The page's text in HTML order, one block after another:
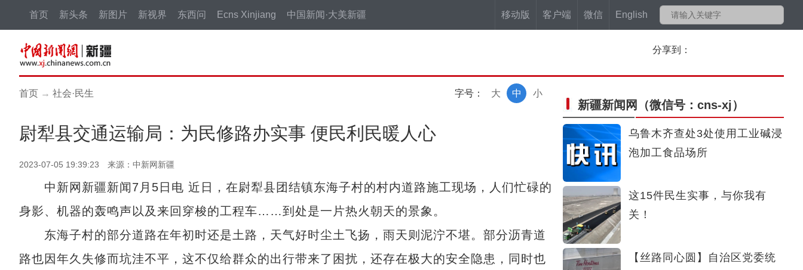
移动版 客户端 微信 English
首页 新头条 新图片 新视界 东西问 Ecns Xinjiang 中国新闻·大美新疆
分享到：
首页 → 社会·民生 字号： 小
中
大
尉犁县交通运输局：为民修路办实事 便民利民暖人心
2023-07-05 19:39:23 来源：中新网新疆
中新网新疆新闻7月5日电 近日，在尉犁县团结镇东海子村的村内道路施工现场，人们忙碌的
身影、机器的轰鸣声以及来回穿梭的工程车……到处是一片热火朝天的景象。
东海子村的部分道路在年初时还是土路，天气好时尘土飞扬，雨天则泥泞不堪。部分沥青道
路也因年久失修而坑洼不平，这不仅给群众的出行带来了困扰，还存在极大的安全隐患，同时也
新疆新闻网 （微信号：cns-xj）
乌鲁木齐查处3处使用工业碱浸
泡加工食品场所
这15件民生实事，与你我有
关！
【丝路同心圆】自治区党委统